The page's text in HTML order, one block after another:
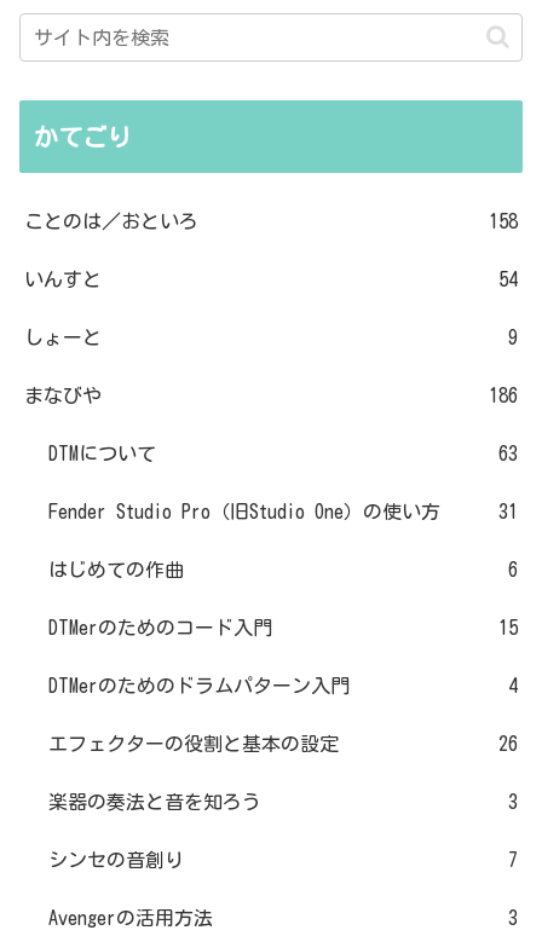
かてごり
ことのは／おといろ 158
いんすと 54
しょーと 9
まなびや 186
DTMについて 63
Fender Studio Pro（旧Studio One）の使い方 31
はじめての作曲 6
DTMerのためのコード入門 15
DTMerのためのドラムパターン入門 4
エフェクターの役割と基本の設定 26
楽器の奏法と音を知ろう 3
シンセの音創り 7
Avengerの活用方法 3